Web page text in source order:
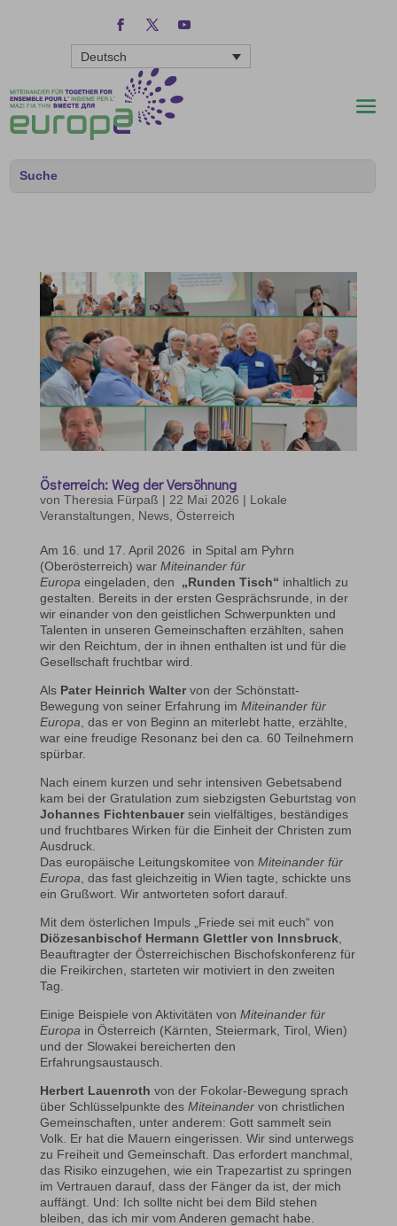
Deutsch
Österreich: Weg der Versöhnung
von Theresia Fürpaß | 22 Mai 2026 | Lokale
Veranstaltungen
News, Österreich
Am 16. und 17. April 2026 in Spital am Pyhrn
(Oberösterreich) war Miteinander für
Europa eingeladen, den „Runden Tisch“ inhaltlich zu
gestalten. Bereits in der ersten Gesprächsrunde, in der
wir einander von den geistlichen Schwerpunkten und
Talenten in unseren Gemeinschaften erzählten, sahen
wir den Reichtum, der in ihnen enthalten ist und für die
Gesellschaft fruchtbar wird.
Als Pater Heinrich Waltervon der Schönstatt-
Bewegung von seiner Erfahrung im Miteinander für
Europa , das er von Beginn an miterlebt hatte, erzählte,
war eine freudige Resonanz bei den ca. 60 Teilnehmern
spürbar.
Nach einem kurzen und sehr intensiven Gebetsabend
kam bei der Gratulation zum siebzigsten Geburtstag von
Johannes Fichtenbauersein vielfältiges, beständiges
und fruchtbares Wirken für die Einheit der Christen zum
Ausdruck.
Das europäische Leitungskomitee von Miteinander für
Europa , das fast gleichzeitig in Wien tagte, schickte uns
ein Grußwort. Wir antworteten sofort darauf.
Mit dem österlichen Impuls „Friede sei mit euch“ von
Diözesanbischof Hermann Glettler von Innsbruck
Beauftragter der Österreichischen Bischofskonferenz für
die Freikirchen, starteten wir motiviert in den zweiten
Tag.
Einige Beispiele von Aktivitäten von Miteinander für
Europa in Österreich (Kärnten, Steiermark, Tirol, Wien)
und der Slowakei bereicherten den
Erfahrungsaustausch.
Herbert Lauenroth von der Fokolar-Bewegung sprach
über Schlüsselpunkte des Miteinandervon christlichen
Gemeinschaften, unter anderem: Gott sammelt sein
Volk. Er hat die Mauern eingerissen. Wir sind unterwegs
zu Freiheit und Gemeinschaft. Das erfordert manchmal,
das Risiko einzugehen, wie ein Trapezartist zu springen
im Vertrauen darauf, dass der Fänger da ist, der mich
auffängt. Und: Ich sollte nicht bei dem Bild stehen
bleiben, das ich mir vom Anderen gemacht habe.